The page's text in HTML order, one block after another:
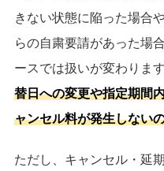
きない状態に陥った場合
らの自粛要請があった場
ースでは扱いが変わります
替日への変更や指定期間
ャンセル料が発生しない
ただし、キャンセル・延